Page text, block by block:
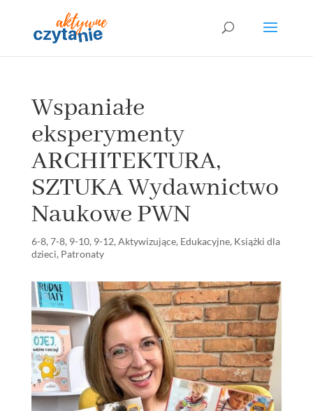
Wspaniałe
eksperymenty
ARCHITEKTURA,
SZTUKA Wydawnictwo
Naukowe PWN
6-8, 7-8, 9-10, 9-12, Aktywizujące, Edukacyjne, Książki dla
dzieci, Patronaty